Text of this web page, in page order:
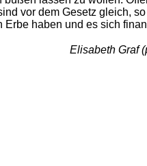
vor dem Gesetz gleich,
Erbe haben und es sich
Elisabeth Graf